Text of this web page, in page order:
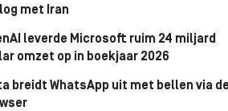
met Iran
leverde Microsoft ruim 24 miljard
omzet op in boekjaar 2026
breidt WhatsApp uit met bellen via